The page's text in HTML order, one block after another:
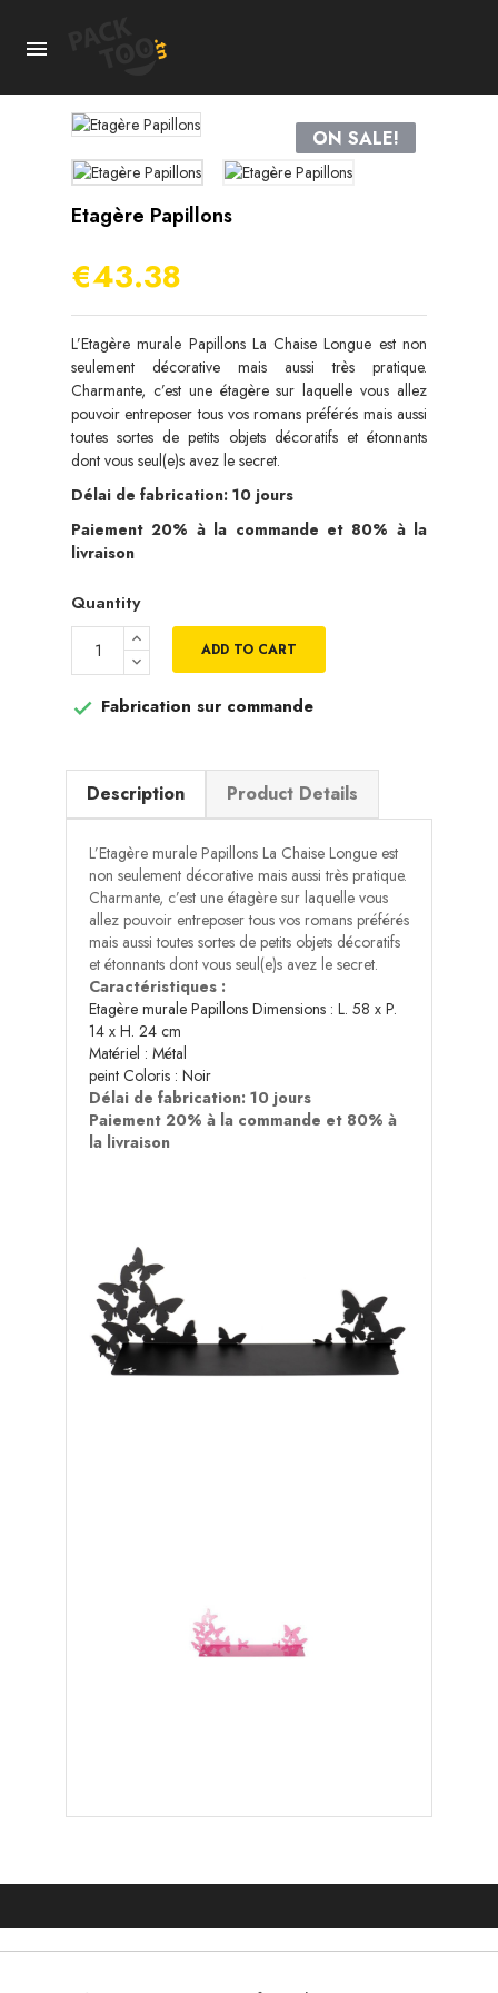

ON SALE!
Etagère Papillons
€43.38
L’Etagère murale Papillons La Chaise Longue est non
seulement décorative mais aussi très pratique.
Charmante, c’est une étagère sur laquelle vous allez
pouvoir entreposer tous vos romans préférés mais aussi
toutes sortes de petits objets décoratifs et étonnants
dont vous seul(e)s avez le secret.
Délai de fabrication: 10 jours
Paiement 20% à la commande et 80% à la
livraison
Quantity
ADD TO CART
 Fabrication sur commande
Description Product Details
L’Etagère murale Papillons La Chaise Longue est
non seulement décorative mais aussi très pratique.
Charmante, c’est une étagère sur laquelle vous
allez pouvoir entreposer tous vos romans préférés
mais aussi toutes sortes de petits objets décoratifs
et étonnants dont vous seul(e)s avez le secret.
Caractéristiques :
Etagère murale Papillons Dimensions : L. 58 x P.
14 x H. 24 cm
Matériel : Métal
peint Coloris : Noir
Délai de fabrication: 10 jours
Paiement 20% à la commande et 80% à
la livraison